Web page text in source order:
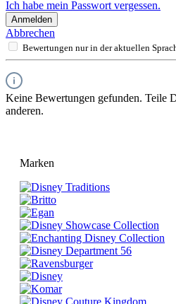
Ich habe mein Passwort vergessen.
Anmelden
Abbrechen
Bewertungen nur in der aktuellen
Keine Bewertungen gefunden. Teile
anderen.
Marken